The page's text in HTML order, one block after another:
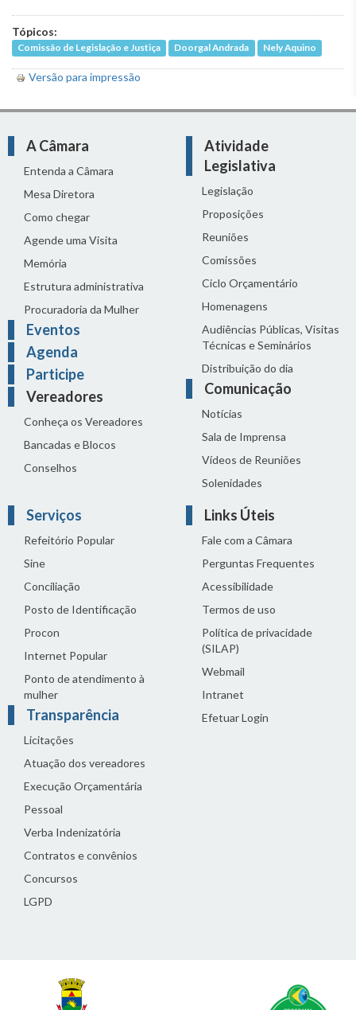
Tópicos:
Comissão de Legislação e Justiça Doorgal Andrada Nely Aquino
Versão para impressão
A Câmara
Entenda a Câmara
Mesa Diretora
Como chegar
Agende uma Visita
Memória
Estrutura administrativa
Procuradoria da Mulher
Eventos
Agenda
Participe
Vereadores
Conheça os Vereadores
Bancadas e Blocos
Conselhos
Atividade
Legislativa
Legislação
Proposições
Reuniões
Comissões
Ciclo Orçamentário
Homenagens
Audiências Públicas, Visitas
Técnicas e Seminários
Distribuição do dia
Comunicação
Notícias
Sala de Imprensa
Vídeos de Reuniões
Solenidades
Serviços
Refeitório Popular
Sine
Conciliação
Posto de Identificação
Procon
Internet Popular
Ponto de atendimento à
mulher
Transparência
Licitações
Atuação dos vereadores
Execução Orçamentária
Pessoal
Verba Indenizatória
Contratos e convênios
Concursos
LGPD
Links Úteis
Fale com a Câmara
Perguntas Frequentes
Acessibilidade
Termos de uso
Política de privacidade
(SILAP)
Webmail
Intranet
Efetuar Login